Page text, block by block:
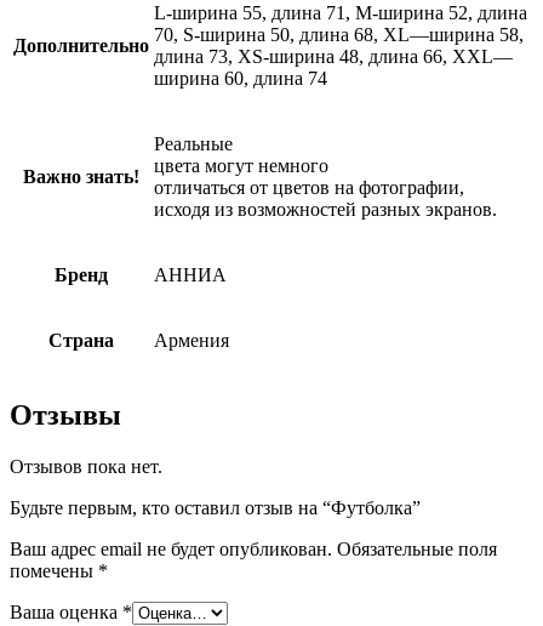
Дополнительно
L-ширина 55, длина 71, M-ширина 52, длина
70, S-ширина 50, длина 68, XL—ширина 58,
длина 73, XS-ширина 48, длина 66, XXL—
ширина 60, длина 74
Важно знать!
Реальные
цвета могут немного
отличаться от цветов на фотографии,
исходя из возможностей разных экранов.
Бренд АННИА
Страна Армения
Отзывы
Отзывов пока нет.
Будьте первым, кто оставил отзыв на “Футболкa”
Ваш адрес email не будет опубликован. Обязательные поля
помечены *
Ваша оценка *